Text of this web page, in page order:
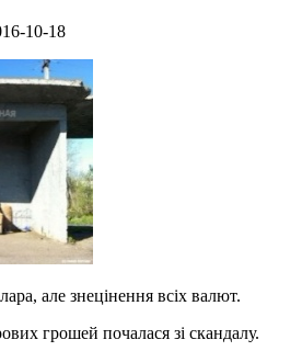
10-18
але знецінення всіх валют.
грошей почалася зі скандалу.